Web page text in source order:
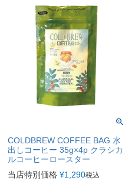
COLDBREW COFFEE BAG 水
出しコーヒー 35g×4p クラシカ
ルコーヒーロースター
当店特別価格 ¥1,290税込